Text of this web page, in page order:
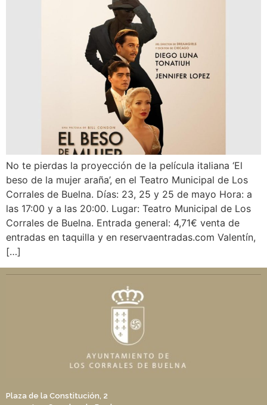
No te pierdas la proyección de la película italiana ‘El
beso de la mujer araña’, en el Teatro Municipal de Los
Corrales de Buelna. Días: 23, 25 y 25 de mayo Hora: a
las 17:00 y a las 20:00. Lugar: Teatro Municipal de Los
Corrales de Buelna. Entrada general: 4,71€ venta de
entradas en taquilla y en reservaentradas.com Valentín,
[…]
Plaza de la Constitución, 2